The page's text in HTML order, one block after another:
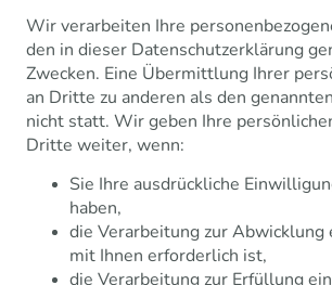
Wir verarbeiten Ihre
den in dieser Datenschutzerklärung
Zwecken. Eine Übermittlung Ihrer
an Dritte zu anderen als den
nicht statt. Wir geben Ihre
Dritte weiter, wenn:
Sie Ihre ausdrückliche
haben,
die Verarbeitung zur Abwicklung
mit Ihnen erforderlich ist,
die Verarbeitung zur Erfüllung